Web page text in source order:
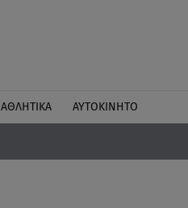
ΑΘΛΗΤΙΚΑ ΑΥΤΟΚΙΝΗΤΟ